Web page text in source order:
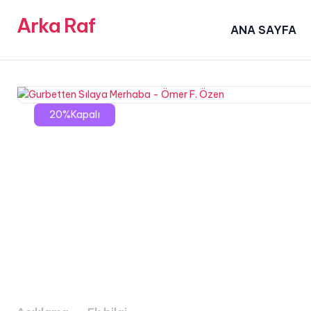
Arka Raf ANA SAYFA
20%Kapalı